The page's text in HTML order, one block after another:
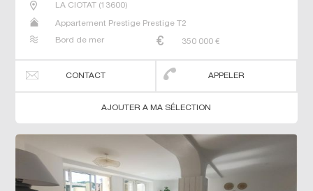
LA CIOTAT(13600)
Appartement Prestige Prestige T2
Bord de mer 350 000 €
CONTACT APPELER
AJOUTER A MA SÉLECTION